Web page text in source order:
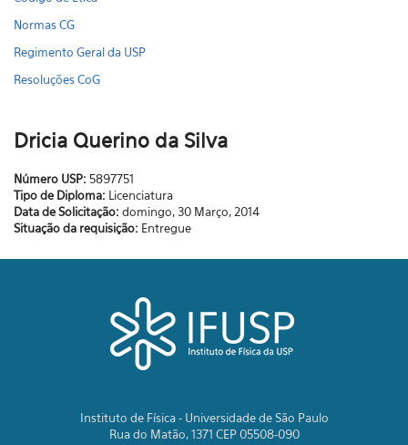
Normas CG
Regimento Geral da USP
Resoluções CoG
Dricia Querino da Silva
Número USP: 5897751
Tipo de Diploma: Licenciatura
Data de Solicitação: domingo, 30 Março, 2014
Situação da requisição: Entregue
Instituto de Física - Universidade de São Paulo
Rua do Matão, 1371 CEP 05508-090